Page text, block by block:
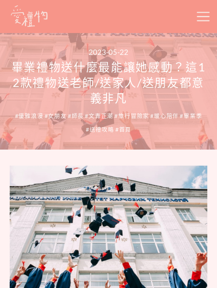
Skip
content
2023-05-22
畢業禮物送什麼最能讓她感動？這1
2款禮物送老師/送家人/送朋友都意
義非凡
優雅浪漫 女朋友 師長 文青正潮 旅行冒險家 暖心陪伴 畢業季
送禮攻略 首頁